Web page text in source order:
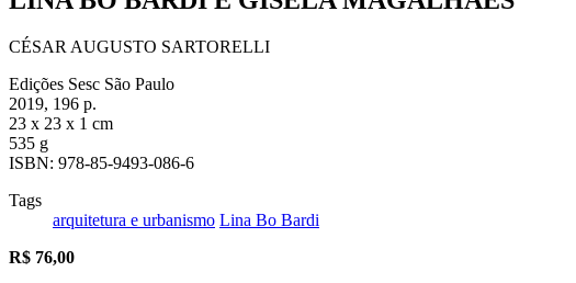
CÉSAR AUGUSTO SARTORELLI
Edições Sesc São Paulo
2019, 196 p.
23 x 23 x 1 cm
535 g
ISBN: 978-85-9493-086-6
Tags
arquitetura e urbanismo Lina Bo Bardi
R$ 76,00